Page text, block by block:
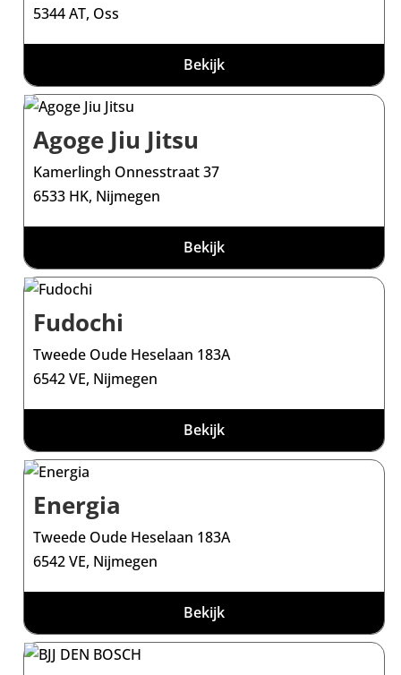
5344 AT, Oss
Bekijk
Agoge Jiu Jitsu
Kamerlingh Onnesstraat 37
6533 HK, Nijmegen
Bekijk
Fudochi
Tweede Oude Heselaan 183A
6542 VE, Nijmegen
Bekijk
Energia
Tweede Oude Heselaan 183A
6542 VE, Nijmegen
Bekijk